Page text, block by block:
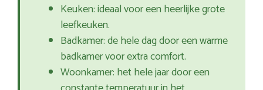
Keuken: ideaal voor een heerlijke grote
leefkeuken.
Badkamer: de hele dag door een warme
badkamer voor extra comfort.
Woonkamer: het hele jaar door een